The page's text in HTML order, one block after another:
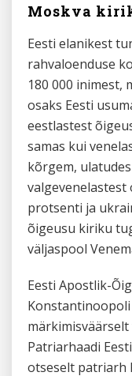
Moskva
Eesti elanikest
rahvaloenduse
180 000 inimest,
osaks Eesti
eestlastest
samas kui
kõrgem,
valgevenelastest
protsenti ja
õigeusu kiriku
väljaspool
Eesti Apostlik-
Patriarhaadi
otseselt patriarh